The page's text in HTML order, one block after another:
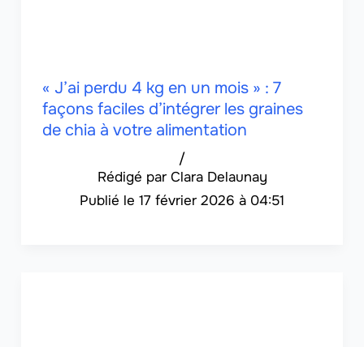
« J’ai perdu 4 kg en un mois » : 7
façons faciles d’intégrer les graines
de chia à votre alimentation
Clara Delaunay
/
17 février 2026 à 04:51